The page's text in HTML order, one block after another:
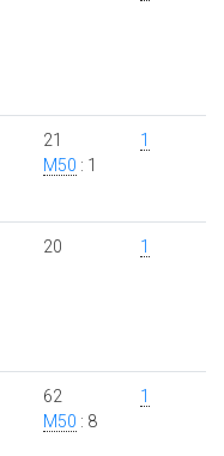
21
M50 : 1
1
20 1
62
M50 : 8
1